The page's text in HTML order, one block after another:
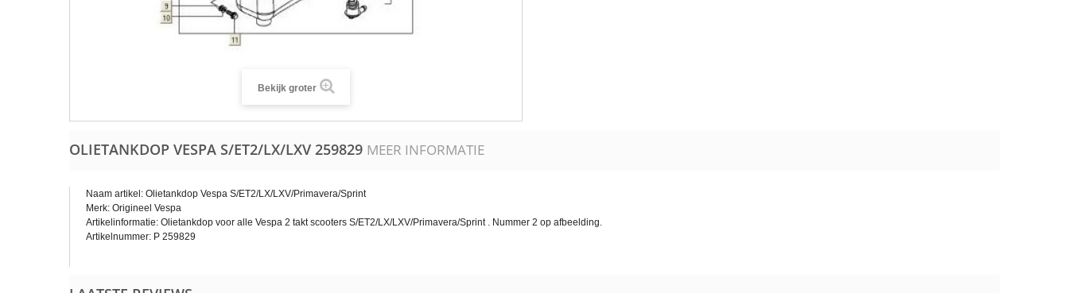
Bekijk groter
OLIETANKDOP VESPA S/ET2/LX/LXV 259829 MEER INFORMATIE
Naam artikel: Olietankdop Vespa S/ET2/LX/LXV/Primavera/Sprint
Merk: Origineel Vespa
Artikelinformatie: Olietankdop voor alle Vespa 2 takt scooters S/ET2/LX/LXV/Primavera/Sprint . Nummer 2 op afbeelding.
Artikelnummer: P 259829